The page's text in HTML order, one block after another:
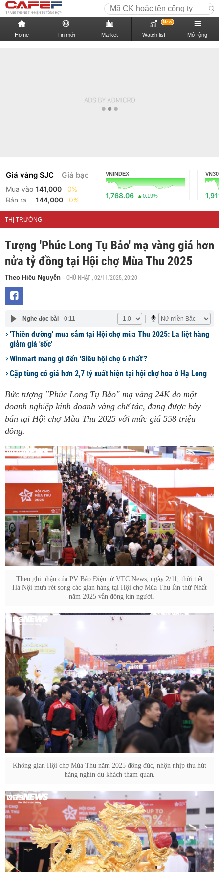
Home Tin mới Market Watch list
New
Mở rộng
Giá vàng SJC Giá bạc
Mua vào 141,000
0%
Bán ra
144,000 0%
VNINDEX
1,768.06 0.19%
VN30
THỊ TRƯỜNG
Tượng 'Phúc Long Tụ Bảo' mạ vàng giá hơn
nửa tỷ đồng tại Hội chợ Mùa Thu 2025
Theo Hiếu Nguyễn - CHỦ NHẬT , 02/11/2025, 20:20
Nghe đọc bài 0:11
'Thiên đường' mua sắm tại Hội chợ mùa Thu 2025: La liệt hàng
giảm giá 'sốc'
Winmart mang gì đến 'Siêu hội chợ 6 nhất'?
Cặp tùng có giá hơn 2,7 tỷ xuất hiện tại hội chợ hoa ở Hạ Long
Bức tượng ''Phúc Long Tụ Bảo" mạ vàng 24K do một
doanh nghiệp kinh doanh vàng chế tác, đang được bày
bán tại Hội chợ Mùa Thu 2025 với mức giá 558 triệu
đồng.
Theo ghi nhận của PV Báo Điện tử VTC News, ngày 2/11, thời tiết
Hà Nội mưa rét song các gian hàng tại Hội chợ Mùa Thu lần thứ Nhất
- năm 2025 vẫn đông kín người.
Không gian Hội chợ Mùa Thu năm 2025 đông đúc, nhộn nhịp thu hút
hàng nghìn du khách tham quan.